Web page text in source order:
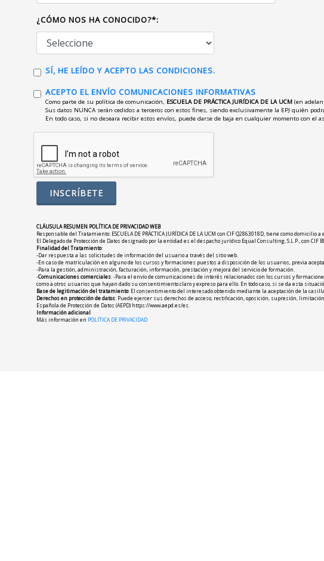
¿CÓMO NOS HA CONOCIDO?*:
SÍ, HE LEÍDO Y ACEPTO LAS CONDICIONES.
ACEPTO EL ENVÍO COMUNICACIONES INFORMATIVAS
Como parte de su política de comunicación, ESCUELA DE PRÁCTICA JURÍDICA DE LA UCM (en
Sus datos NUNCA serán cedidos a terceros con estos fines, siendo exclusivamente la EPJ quién
En todo caso, si no deseara recibir estos envíos, puede darse de baja en cualquier momento con el
CLÁUSULA RESUMEN POLÍTICA DE PRIVACIDAD WEB
Responsable del Tratamiento: ESCUELA DE PRÁCTICA JURÍDICA DE LA UCM con CIF Q2863018D, tiene como
El Delegado de Protección de Datos designado por la entidad es el despacho jurídico Equal Consulting, S.L.P., con CIF
Finalidad del Tratamiento:
-Dar respuesta a las solicitudes de información del usuario a través del sitio web.
-En caso de matriculación en alguno de los cursos y formaciones puestos a disposición de los usuarios, previa
-Para la gestión, administración, facturación, información, prestación y mejora del servicio de formación.
-Comunicaciones comerciales: -Para el envío de comunicaciones de interés relacionados con los cursos y
como a otros usuarios que hayan dado su consentimiento claro y expreso para ello. En todo caso, si se da esta
Base de legitimación del tratamiento: El consentimiento del interesado obtenido mediante la aceptación de la
Derechos en protección de datos: Puede ejercer sus derechos de acceso, rectificación, oposición, supresión,
Española de Protección de Datos (AEPD) https://www.aepd.es/es.
Información adicional
Más información en POLÍTICA DE PRIVACIDAD